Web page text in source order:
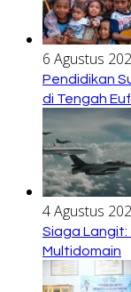
6 Agustus
Pendidikan
di Tengah
4 Agustus
Siaga Langit:
Multidomain